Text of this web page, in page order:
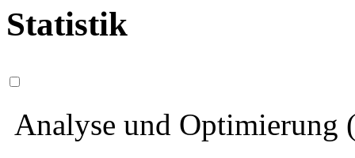
Statistik
Analyse und Optimierung